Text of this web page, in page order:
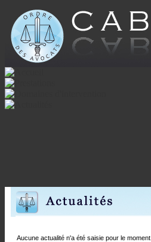
Aucune actualité n'a été saisie pour le moment.